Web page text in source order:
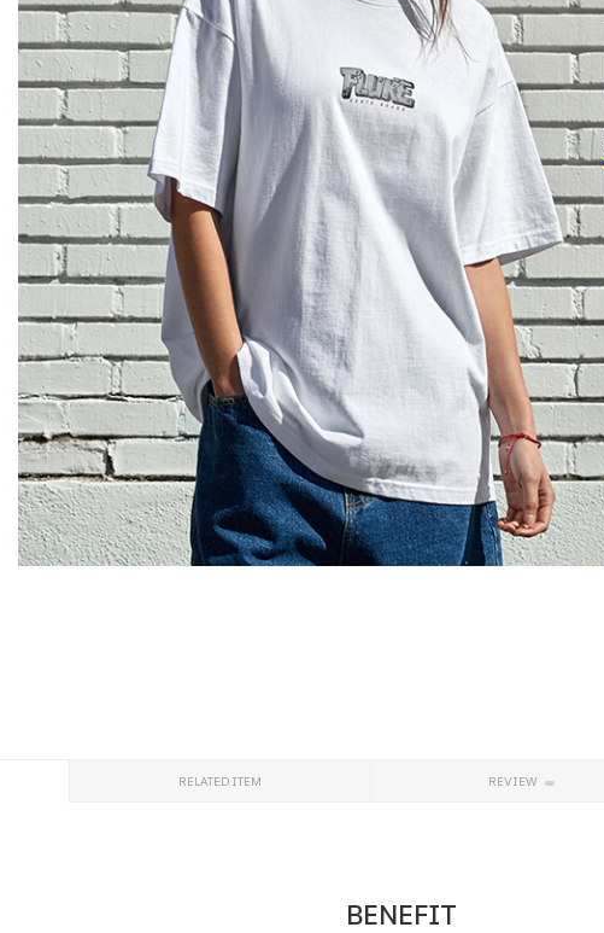
RELATED ITEM REVIEW
BENEFIT